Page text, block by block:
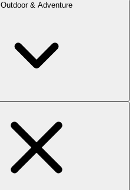
Outdoor & Adventure